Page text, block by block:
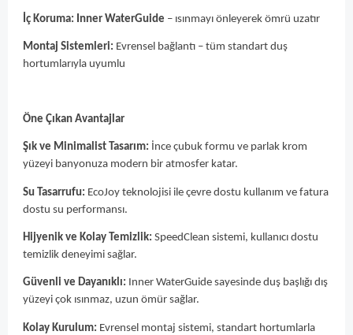
İç Koruma: Inner WaterGuide – ısınmayı önleyerek ömrü uzatır
Montaj Sistemleri: Evrensel bağlantı – tüm standart duş
hortumlarıyla uyumlu
Öne Çıkan Avantajlar
Şık ve Minimalist Tasarım: İnce çubuk formu ve parlak krom
yüzeyi banyonuza modern bir atmosfer katar.
Su Tasarrufu: EcoJoy teknolojisi ile çevre dostu kullanım ve fatura
dostu su performansı.
Hijyenik ve Kolay Temizlik: SpeedClean sistemi, kullanıcı dostu
temizlik deneyimi sağlar.
Güvenli ve Dayanıklı: Inner WaterGuide sayesinde duş başlığı dış
yüzeyi çok ısınmaz, uzun ömür sağlar.
Kolay Kurulum: Evrensel montaj sistemi, standart hortumlarla